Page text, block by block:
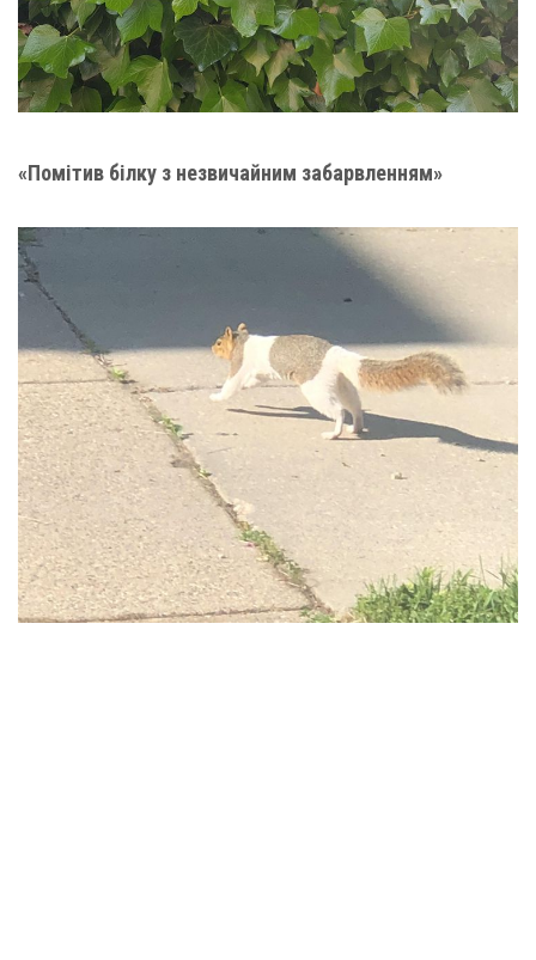
«Помітив білку з незвичайним забарвленням»